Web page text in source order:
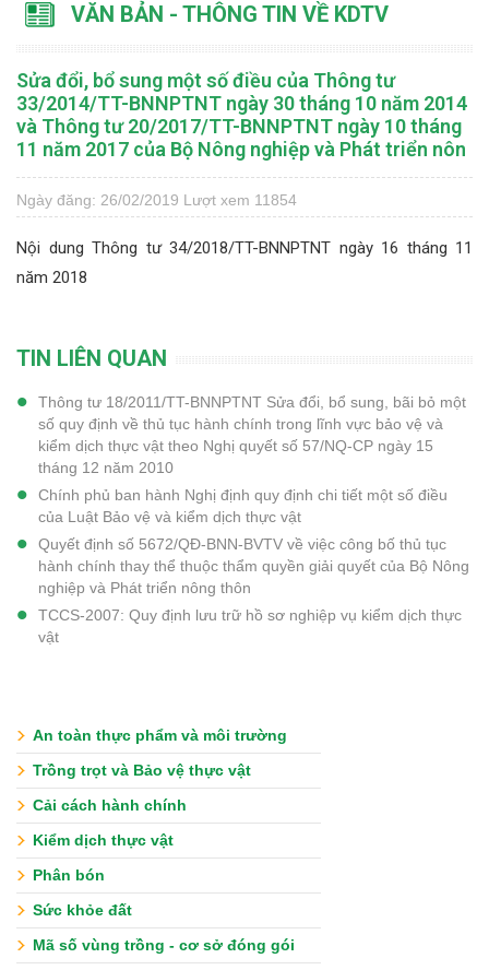
VĂN BẢN - THÔNG TIN VỀ KDTV
Sửa đổi, bổ sung một số điều của Thông tư
33/2014/TT-BNNPTNT ngày 30 tháng 10 năm 2014
và Thông tư 20/2017/TT-BNNPTNT ngày 10 tháng
11 năm 2017 của Bộ Nông nghiệp và Phát triển nôn
Ngày đăng: 26/02/2019 Lượt xem 11854
Nội dung Thông tư 34/2018/TT-BNNPTNT ngày 16 tháng 11
năm 2018
TIN LIÊN QUAN
Thông tư 18/2011/TT-BNNPTNT Sửa đổi, bổ sung, bãi bỏ một
số quy định về thủ tục hành chính trong lĩnh vực bảo vệ và
kiểm dịch thực vật theo Nghị quyết số 57/NQ-CP ngày 15
tháng 12 năm 2010
Chính phủ ban hành Nghị định quy định chi tiết một số điều
của Luật Bảo vệ và kiểm dịch thực vật
Quyết định số 5672/QĐ-BNN-BVTV về việc công bố thủ tục
hành chính thay thể thuộc thẩm quyền giải quyết của Bộ Nông
nghiệp và Phát triển nông thôn
TCCS-2007: Quy định lưu trữ hồ sơ nghiệp vụ kiểm dịch thực
vật
An toàn thực phẩm và môi trường
Trồng trọt và Bảo vệ thực vật
Cải cách hành chính
Kiểm dịch thực vật
Phân bón
Sức khỏe đất
Mã số vùng trồng - cơ sở đóng gói